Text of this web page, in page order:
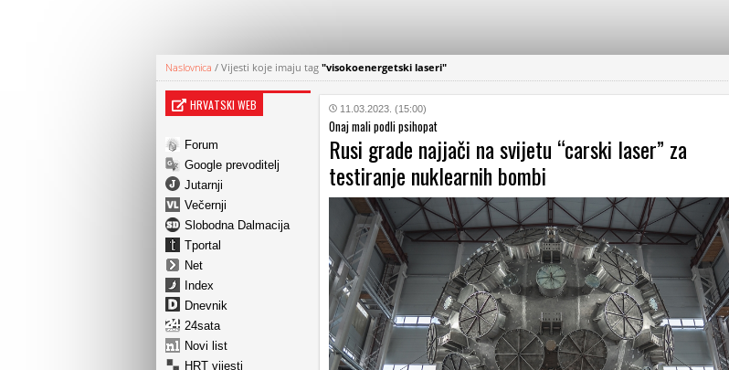
Naslovnica / Vijesti koje imaju tag "visokoenergetski laseri"
HRVATSKI WEB
Forum
Google prevoditelj
Jutarnji
Večernji
Slobodna Dalmacija
Tportal
Net
Index
Dnevnik
24sata
Novi list
HRT vijesti
11.03.2023. (15:00)
Onaj mali podli psihopat
Rusi grade najjači na svijetu “carski laser” za
testiranje nuklearnih bombi